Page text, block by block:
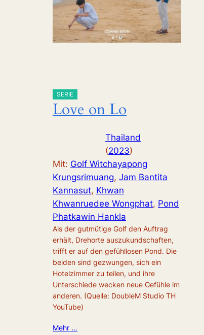
SERIE
Love on Lo
Thailand
(2023)
Mit: Golf Witchayapong
Krungsrimuang, Jam Bantita
Kannasut, Khwan
Khwanruedee Wongphat, Pond
Phatkawin Hankla
Als der gutmütige Golf den Auftrag
erhält, Drehorte auszukundschaften,
trifft er auf den gefühllosen Pond. Die
beiden sind gezwungen, sich ein
Hotelzimmer zu teilen, und ihre
Unterschiede wecken neue Gefühle im
anderen. (Quelle: DoubleM Studio TH
YouTube)
Mehr …